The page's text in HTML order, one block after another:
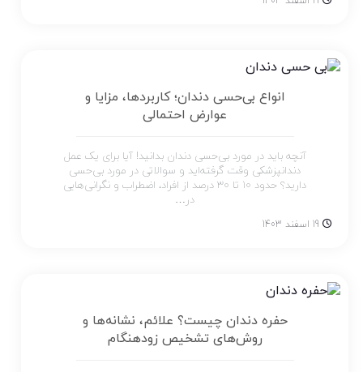
انواع بی‌حسی دندان؛ کاربردها، مزایا و
عوارض احتمالی
آنچه باید در مورد بی‌حسی دندان بدانید! آیا برای یک عمل
دندانپزشکی وقت گرفته‌اید و سوالاتی در مورد بی‌حسی
دارید؟ حدود 10 تا 30 درصد از افراد، اضطراب و نگرانی‌هایی
در…
19 اسفند 1403
حفره دندان چیست؟ علائم، نشانه‌ها و
روش‌های تشخیص زودهنگام